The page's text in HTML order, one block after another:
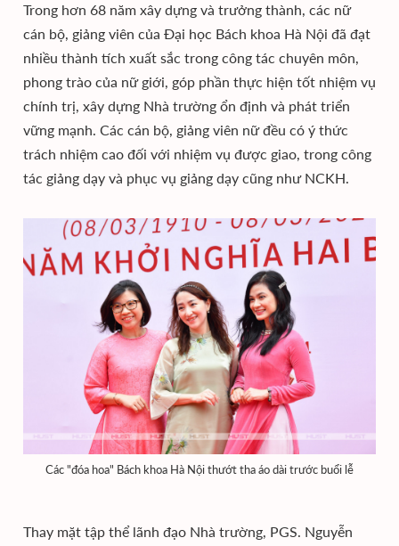
Trong hơn 68 năm xây dựng và trưởng thành, các nữ
cán bộ, giảng viên của Đại học Bách khoa Hà Nội đã đạt
nhiều thành tích xuất sắc trong công tác chuyên môn,
phong trào của nữ giới, góp phần thực hiện tốt nhiệm vụ
chính trị, xây dựng Nhà trường ổn định và phát triển
vững mạnh. Các cán bộ, giảng viên nữ đều có ý thức
trách nhiệm cao đối với nhiệm vụ được giao, trong công
tác giảng dạy và phục vụ giảng dạy cũng như NCKH.
Các "đóa hoa" Bách khoa Hà Nội thướt tha áo dài trước buổi lễ
Thay mặt tập thể lãnh đạo Nhà trường, PGS. Nguyễn